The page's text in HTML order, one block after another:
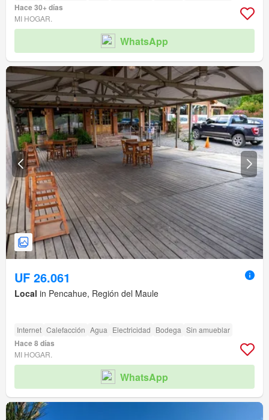
Hace 30+ días
MI HOGAR.
WhatsApp
UF 26.061
Local in Pencahue, Región del Maule
Internet Calefacción Agua Electricidad Bodega Sin amueblar
Hace 8 días
MI HOGAR.
WhatsApp